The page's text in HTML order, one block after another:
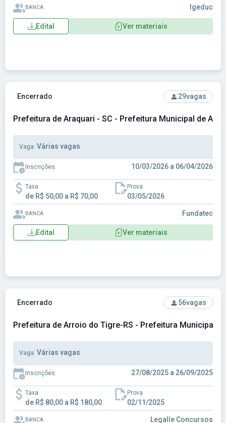
BANCA Igeduc
Edital Ver materiais
Ver concurso: Prefeitura de Araquari - SC - Prefeitura
Encerrado 29vagas
Prefeitura de Araquari - SC - Prefeitura Municipal de
Vaga: Várias vagas
Inscrições: 10/03/2026 a 06/04/2026
Taxa
de R$ 50,00 a R$ 70,00
Prova
03/05/2026
BANCA Fundatec
Edital Ver materiais
Ver concurso: Prefeitura de Arroio do Tigre-RS - Prefeitura
Encerrado 56vagas
Prefeitura de Arroio do Tigre-RS - Prefeitura Municipal
Vaga: Várias vagas
Inscrições: 27/08/2025 a 26/09/2025
Taxa
de R$ 80,00 a R$ 180,00
Prova
02/11/2025
BANCA Legalle Concursos